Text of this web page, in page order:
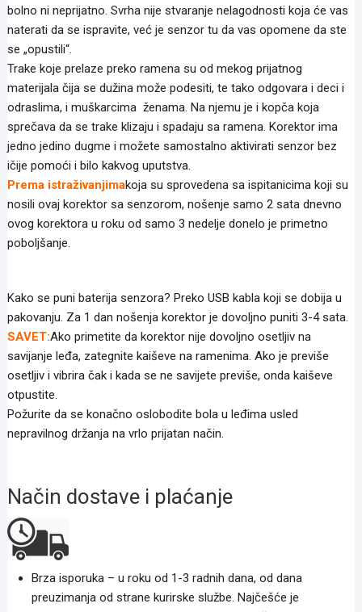
bolno ni neprijatno. Svrha nije stvaranje nelagodnosti koja će vas
naterati da se ispravite, već je senzor tu da vas opomene da ste
se „opustili“.
Trake koje prelaze preko ramena su od mekog prijatnog
materijala čija se dužina može podesiti, te tako odgovara i deci i
odraslima, i muškarcima ženama. Na njemu je i kopča koja
sprečava da se trake klizaju i spadaju sa ramena. Korektor ima
jedno jedino dugme i možete samostalno aktivirati senzor bez
ičije pomoći i bilo kakvog uputstva.
Prema istraživanjimakoja su sprovedena sa ispitanicima koji su
nosili ovaj korektor sa senzorom, nošenje samo 2 sata dnevno
ovog korektora u roku od samo 3 nedelje donelo je primetno
poboljšanje.
Kako se puni baterija senzora? Preko USB kabla koji se dobija u
pakovanju. Za 1 dan nošenja korektor je dovoljno puniti 3-4 sata.
SAVET:Ako primetite da korektor nije dovoljno osetljiv na
savijanje leđa, zategnite kaiševe na ramenima. Ako je previše
osetljiv i vibrira čak i kada se ne savijete previše, onda kaiševe
otpustite.
Požurite da se konačno oslobodite bola u leđima usled
nepravilnog držanja na vrlo prijatan način.
Način dostave i plaćanje
Brza isporuka – u roku od 1-3 radnih dana, od dana
preuzimanja od strane kurirske službe. Najčešće je